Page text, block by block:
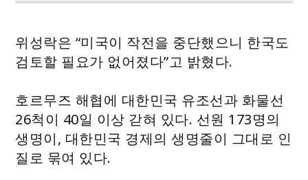
위성락은 “미국이 작전을 중단했으니 한국도
검토할 필요가 없어졌다”고 밝혔다.
호르무즈 해협에 대한민국 유조선과 화물선
26척이 40일 이상 갇혀 있다. 선원 173명의
생명이, 대한민국 경제의 생명줄이 그대로 인
질로 묶여 있다.